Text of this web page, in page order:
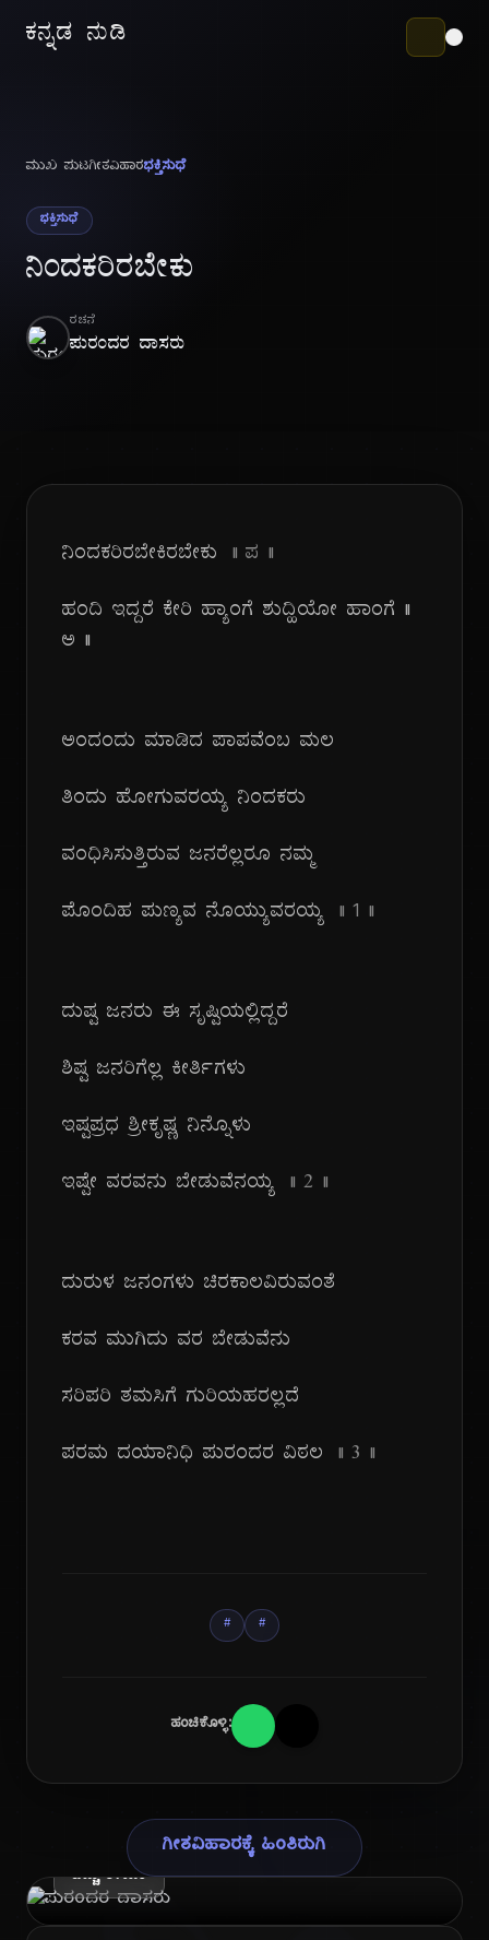
ಕನ್ನಡ ನುಡಿ
ಮುಖ ಪುಟಗೀತವಿಹಾರಭಕ್ತಿಸುಧೆ
ಭಕ್ತಿಸುಧೆ
ನಿಂದಕರಿರಬೇಕು
ರಚನೆ
ಪುರಂದರ ದಾಸರು
ನಿಂದಕರಿರಬೇಕಿರಬೇಕು || ಪ ||
ಹಂದಿ ಇದ್ದರೆ ಕೇರಿ ಹ್ಯಾಂಗೆ ಶುದ್ಹಿಯೋ ಹಾಂಗೆ ||
ಅ ||
ಅಂದಂದು ಮಾಡಿದ ಪಾಪವೆಂಬ ಮಲ
ತಿಂದು ಹೋಗುವರಯ್ಯ ನಿಂದಕರು
ವಂಧಿಸಿಸುತ್ತಿರುವ ಜನರೆಲ್ಲರೂ ನಮ್ಮ
ಪೊಂದಿಹ ಪುಣ್ಯವ ನೊಯ್ಯುವರಯ್ಯ || 1 ||
ದುಷ್ಟ ಜನರು ಈ ಸೃಷ್ಟಿಯಲ್ಲಿದ್ದರೆ
ಶಿಷ್ಟ ಜನರಿಗೆಲ್ಲ ಕೀರ್ತಿಗಳು
ಇಷ್ಟಪ್ರಧ ಶ್ರೀಕೃಷ್ಣ ನಿನ್ನೊಳು
ಇಷ್ಟೇ ವರವನು ಬೇಡುವೆನಯ್ಯ || ೨ ||
ದುರುಳ ಜನಂಗಳು ಚಿರಕಾಲವಿರುವಂತೆ
ಕರವ ಮುಗಿದು ವರ ಬೇಡುವೆನು
ಸರಿಪರಿ ತಮಸಿಗೆ ಗುರಿಯಹರಲ್ಲದೆ
ಪರಮ ದಯಾನಿಧಿ ಪುರಂದರ ವಿಠಲ || ೩ ||
# #
ಹಂಚಿಕೊಳ್ಳಿ:
ಗೀತವಿಹಾರಕ್ಕೆ ಹಿಂತಿರುಗಿ
ಪುರಂದರ ದಾಸರು
ಹೆಚ್ಚು ತಿಳಿಯಿರಿ